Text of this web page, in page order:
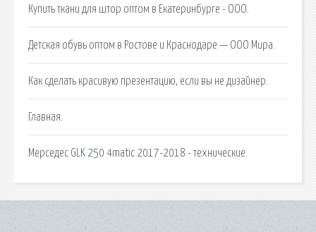
Купить ткани для штор оптом в Екатеринбурге - ООО.
Детская обувь оптом в Ростове и Краснодаре — ООО Мира.
Как сделать красивую презентацию, если вы не дизайнер.
Главная.
Мерседес GLK 250 4matic 2017-2018 - технические.